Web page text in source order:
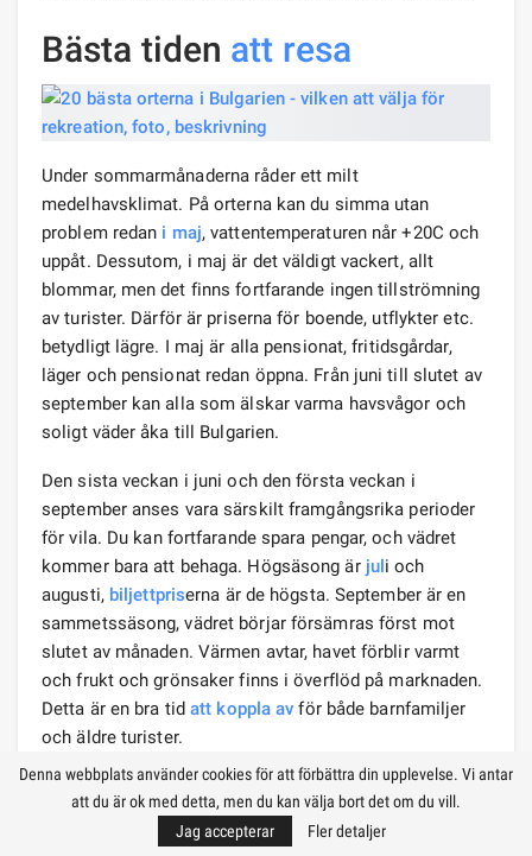
Bästa tiden att resa
Under sommarmånaderna råder ett milt
medelhavsklimat. På orterna kan du simma utan
problem redan i maj, vattentemperaturen når +20C och
uppåt. Dessutom, i maj är det väldigt vackert, allt
blommar, men det finns fortfarande ingen tillströmning
av turister. Därför är priserna för boende, utflykter etc.
betydligt lägre. I maj är alla pensionat, fritidsgårdar,
läger och pensionat redan öppna. Från juni till slutet av
september kan alla som älskar varma havsvågor och
soligt väder åka till Bulgarien.
Den sista veckan i juni och den första veckan i
september anses vara särskilt framgångsrika perioder
för vila. Du kan fortfarande spara pengar, och vädret
kommer bara att behaga. Högsäsong är juli och
augusti, biljettpriserna är de högsta. September är en
sammetssäsong, vädret börjar försämras först mot
slutet av månaden. Värmen avtar, havet förblir varmt
och frukt och grönsaker finns i överflöd på marknaden.
Detta är en bra tid att koppla av för både barnfamiljer
och äldre turister.
90
Denna webbplats använder cookies för att förbättra din upplevelse. Vi antar
att du är ok med detta, men du kan välja bort det om du vill.
Jag accepterar
Fler detaljer